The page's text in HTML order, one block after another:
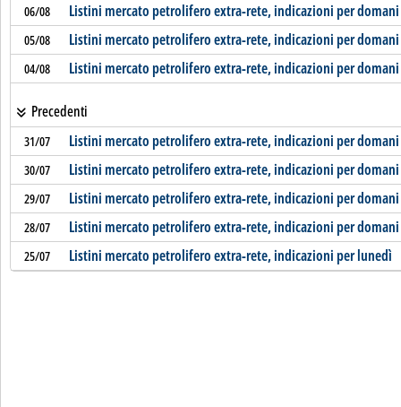
06/08 Listini mercato petrolifero extra-rete, indicazioni per domani
05/08 Listini mercato petrolifero extra-rete, indicazioni per domani
04/08 Listini mercato petrolifero extra-rete, indicazioni per domani
Precedenti
31/07 Listini mercato petrolifero extra-rete, indicazioni per domani
30/07 Listini mercato petrolifero extra-rete, indicazioni per domani
29/07 Listini mercato petrolifero extra-rete, indicazioni per domani
28/07 Listini mercato petrolifero extra-rete, indicazioni per domani
25/07 Listini mercato petrolifero extra-rete, indicazioni per lunedì